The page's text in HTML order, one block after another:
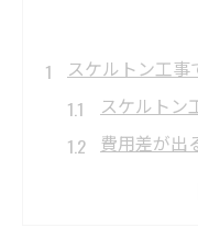
スケルトン工
スケルトン
費用差が出
スケルト